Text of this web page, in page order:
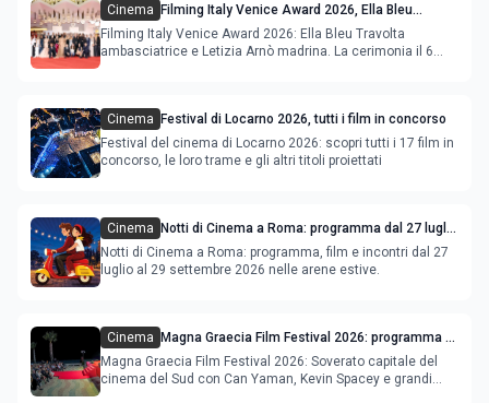
Cinema Filming Italy Venice Award 2026, Ella Bleu
Travolta ambasciatrice e Letizia Arnò madrina
Filming Italy Venice Award 2026: Ella Bleu Travolta
ambasciatrice e Letizia Arnò madrina. La cerimonia il 6
Cinema Festival di Locarno 2026, tutti i film in concorso
Festival del cinema di Locarno 2026: scopri tutti i 17 film in
concorso, le loro trame e gli altri titoli proiettati
Cinema Notti di Cinema a Roma: programma dal 27 luglio
al 2 agosto 2026
Notti di Cinema a Roma: programma, film e incontri dal 27
luglio al 29 settembre 2026 nelle arene estive.
Cinema Magna Graecia Film Festival 2026: programma e
star internazionali
Magna Graecia Film Festival 2026: Soverato capitale del
cinema del Sud con Can Yaman, Kevin Spacey e grandi